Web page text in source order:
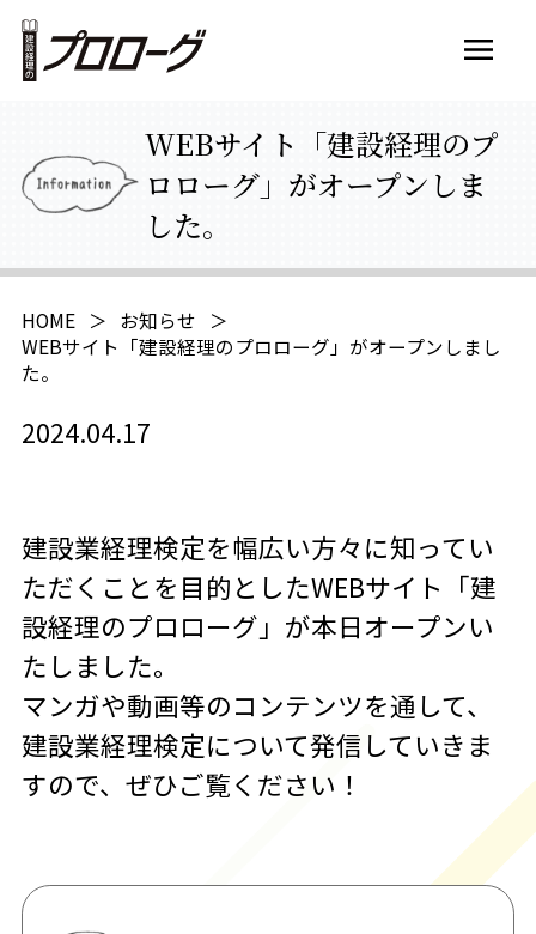
動画
マンガ
学習コンテンツ
インタビュー
お知らせ 当サイトについて お問い合わせ
WEBサイト「建設経理のプ
ロローグ」がオープンしま
した。
HOME
お知らせ
WEBサイト「建設経理のプロローグ」がオープンしまし
た。
2024.04.17
建設業経理検定を幅広い方々に知ってい
ただくことを目的としたWEBサイト「建
設経理のプロローグ」が本日オープンい
たしました。
マンガや動画等のコンテンツを通して、
建設業経理検定について発信していきま
すので、ぜひご覧ください！